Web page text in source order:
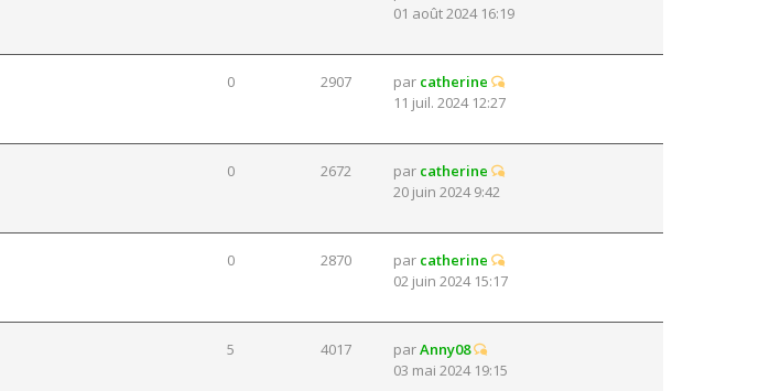
01 août 2024 16:19
0 2907 par catherine
11 juil. 2024 12:27
0 2672 par catherine
20 juin 2024 9:42
0 2870 par catherine
02 juin 2024 15:17
5 4017 parAnny08
03 mai 2024 19:15